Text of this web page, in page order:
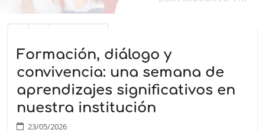
Noticias
Formación, diálogo y
convivencia: una semana de
aprendizajes significativos en
nuestra institución
23/05/2026